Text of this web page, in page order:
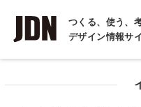
つくる、使う、
デザイン情報サ
INTERVIEW
インタビュー